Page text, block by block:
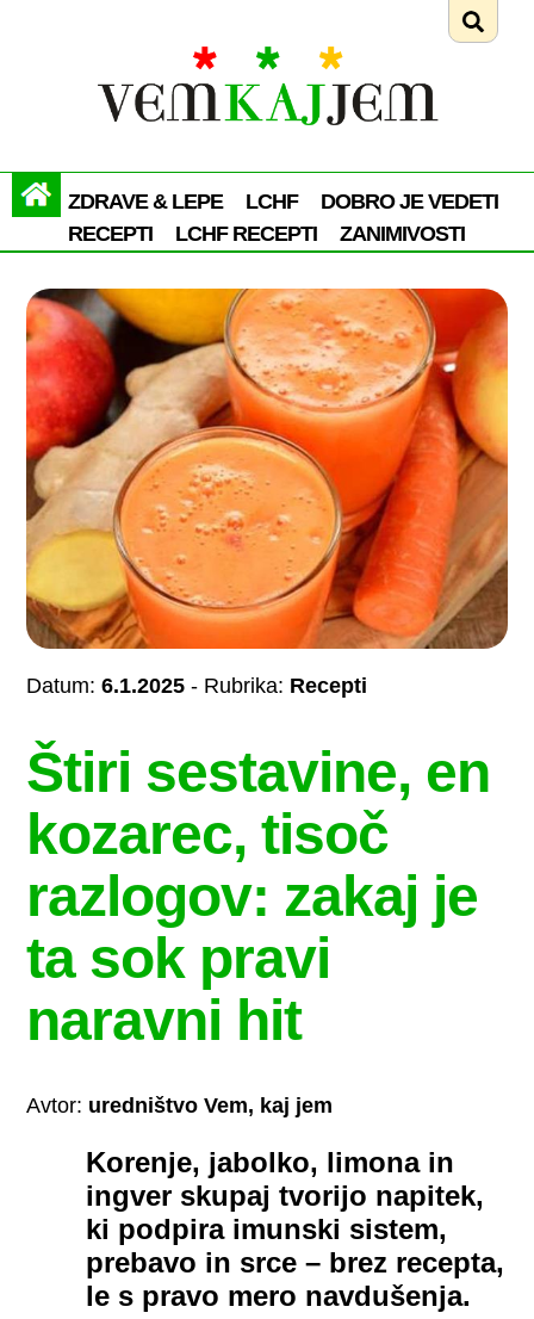
ZDRAVE & LEPE LCHF
DOBRO JE VEDETI
RECEPTI
LCHF RECEPTI ZANIMIVOSTI
Datum:6.1.2025 - Rubrika: Recepti
Štiri sestavine, en
kozarec, tisoč
razlogov: zakaj je
ta sok pravi
naravni hit
Avtor: uredništvo Vem, kaj jem
Korenje, jabolko, limona in
ingver skupaj tvorijo napitek,
ki podpira imunski sistem,
prebavo in srce – brez recepta,
le s pravo mero navdušenja.